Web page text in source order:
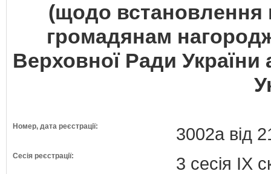
(щодо встановлення
громадянам
Верховної Ради
Номер, дата реєстрації: 3002а від
Сесія реєстрації: 3 сесія IX